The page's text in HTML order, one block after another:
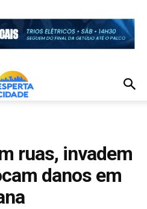
ruas, invadem
danos em